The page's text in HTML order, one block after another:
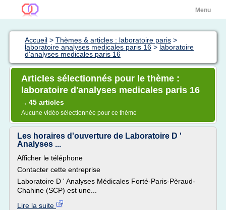
Menu
Accueil > Thèmes & articles : laboratoire paris >
laboratoire analyses medicales paris 16 > laboratoire
d'analyses medicales paris 16
Articles sélectionnés pour le thème :
laboratoire d'analyses medicales paris 16
→ 45 articles
Aucune vidéo sélectionnée pour ce thème
Les horaires d'ouverture de Laboratoire D '
Analyses ...
Afficher le téléphone
Contacter cette entreprise
Laboratoire D ' Analyses Médicales Forté-Paris-Pèraud-
Chahine (SCP) est une...
Lire la suite